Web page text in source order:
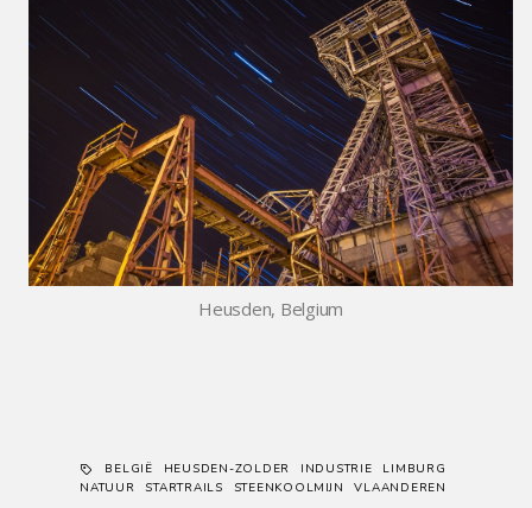
Heusden, Belgium
BELGIË HEUSDEN-ZOLDER INDUSTRIE
LIMBURG
NATUUR
STARTRAILS STEENKOOLMIJN VLAANDEREN